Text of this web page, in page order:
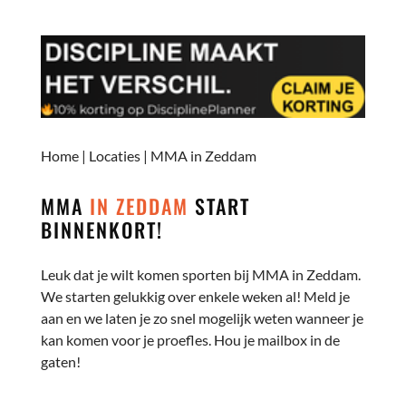
Home| Locaties| MMA in Zeddam
MMA IN ZEDDAM START
BINNENKORT!
Leuk dat je wilt komen sporten bij MMA in Zeddam.
We starten gelukkig over enkele weken al! Meld je
aan en we laten je zo snel mogelijk weten wanneer je
kan komen voor je proefles. Hou je mailbox in de
gaten!